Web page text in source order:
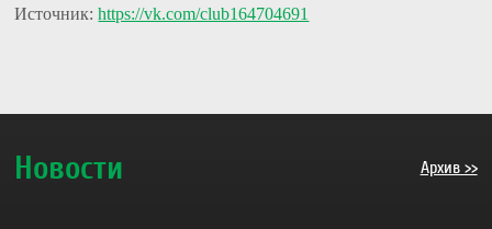
Источник:https://vk.com/club164704691
Новости Архив >>